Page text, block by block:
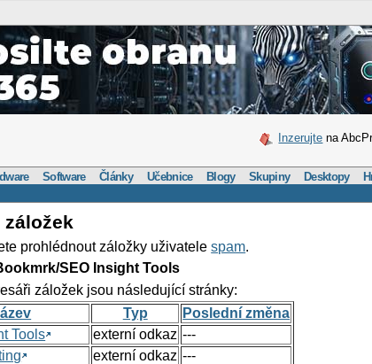
Inzerujte na
Software Články Učebnice Blogy Skupiny Desktopy
záložek
prohlédnout záložky uživatelespam.
SEO Insight Tools
záložek jsou následující stránky:
Typ
Poslední změna
Tools
externí odkaz ---
externí odkaz ---